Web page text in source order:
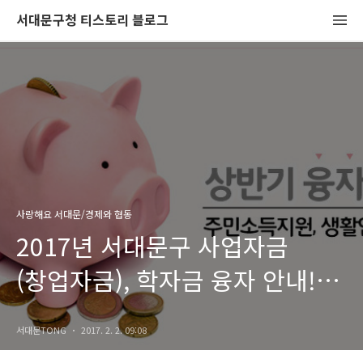
서대문구청 티스토리 블로그
사랑해요 서대문/경제와 협동
2017년 서대문구 사업자금
(창업자금), 학자금 융자 안내!
융자조건, 제출서류는?
서대문TONG 2017. 2. 2. 09:08